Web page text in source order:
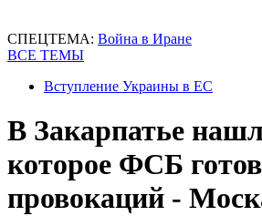
СПЕЦТЕМА: Война в Иране
ВСЕ ТЕМЫ
Вступление Украины в ЕС
В Закарпатье
которое ФСБ
провокаций -